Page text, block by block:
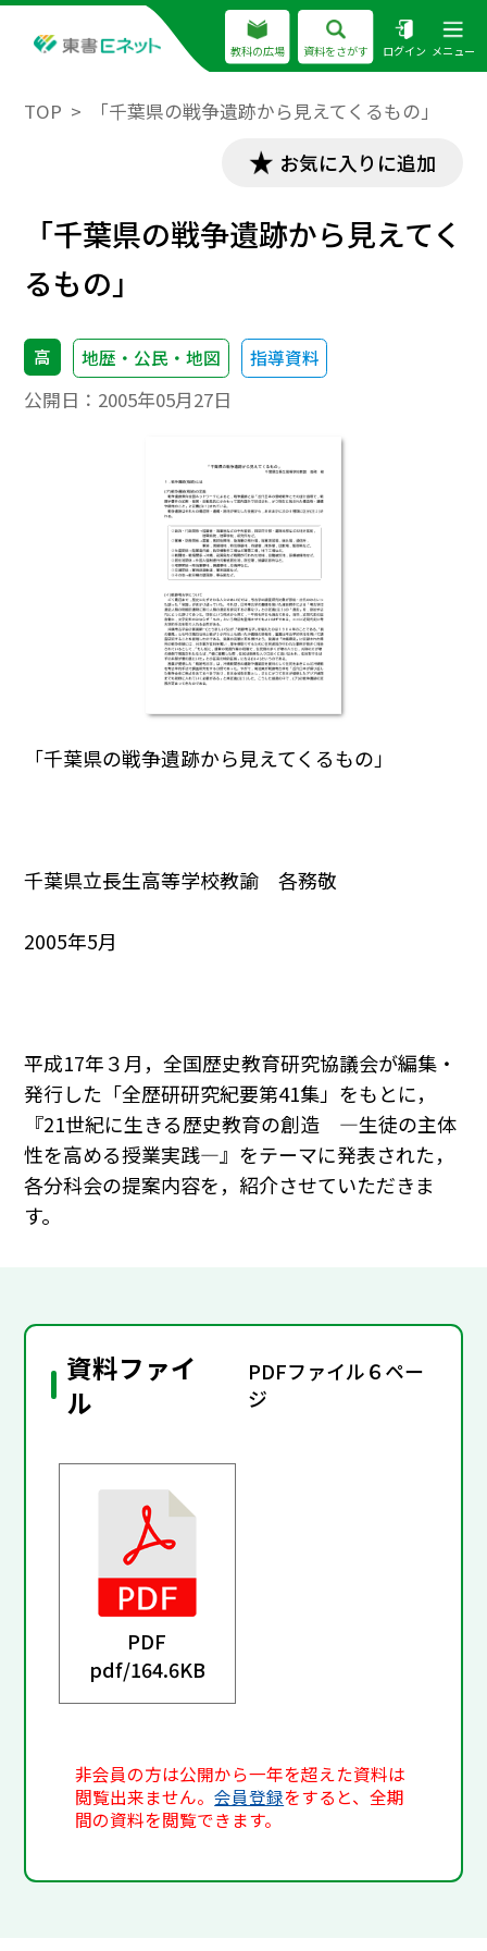
教科の広場 資料をさがす ログイン メニュー
TOP 「千葉県の戦争遺跡から見えてくるもの」
お気に入りに追加
「千葉県の戦争遺跡から見えてく
るもの」
高 地歴・公民・地図 指導資料
公開日： 2005年05月27日
「千葉県の戦争遺跡から見えてくるもの」
千葉県立長生高等学校教諭 各務敬
2005年5月
平成17年３月，全国歴史教育研究協議会が編集・
発行した「全歴研研究紀要第41集」をもとに，
『21世紀に生きる歴史教育の創造 ―生徒の主体
性を高める授業実践―』をテーマに発表された，
各分科会の提案内容を，紹介させていただきま
す。
資料ファイ
ル
PDFファイル６ペー
ジ
PDF
pdf/164.6KB
非会員の方は公開から一年を超えた資料は
閲覧出来ません。会員登録をすると、全期
間の資料を閲覧できます。